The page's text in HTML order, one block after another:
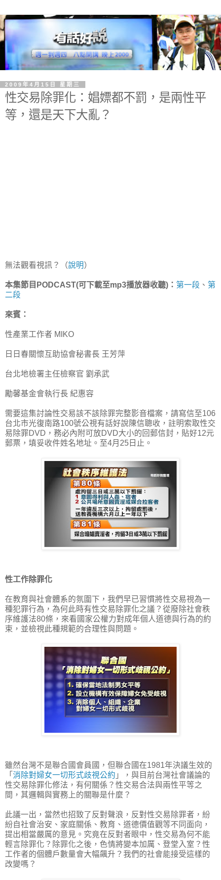
2009年4月15日 星期三
性交易除罪化：娼嫖都不罰，是兩性平
等，還是天下大亂？
無法觀看視訊？（說明）
本集節目PODCAST(可下載至mp3播放器收聽)： 第一段 、 第
二段
來賓：
性產業工作者 MIKO
日日春關懷互助協會秘書長 王芳萍
台北地檢署主任檢察官 劉承武
勵馨基金會執行長 紀惠容
需要這集討論性交易該不該除罪完整影音檔案，請寫信至106
台北市光復南路100號公視有話好說陳信聰收，註明索取性交
易除罪DVD，務必內附可放DVD大小的回郵信封，貼好12元
郵票，填妥收件姓名地址。至4月25日止。
性工作除罪化
在教育與社會體系的氛圍下，我們早已習慣將性交易視為一
種犯罪行為，為何此時有性交易除罪化之議？從廢除社會秩
序維護法80條，來看國家公權力對成年個人道德與行為的約
束，並檢視此種規範的合理性與問題。
雖然台灣不是聯合國會員國，但聯合國在1981年決議生效的
「 消除對婦女一切形式歧視公約 」，與目前台灣社會議論的
性交易除罪化修法，有何關係？性交易合法與兩性平等之
間，其邏輯與實務上的關聯是什麼？
此議一出，當然也招致了反對聲浪，反對性交易除罪者，紛
紛自社會治安、家庭關係、教育、道德價值觀等不同面向，
提出相當嚴厲的意見。究竟在反對者眼中，性交易為何不能
輕言除罪化？除罪化之後，色情將變本加厲、登堂入室？性
工作者的個體戶數量會大幅飆升？我們的社會能接受這樣的
改變嗎？